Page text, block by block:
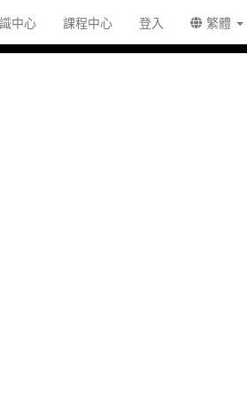
中心 課程中心 登入 繁體